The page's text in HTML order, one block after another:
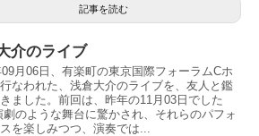
記事を読む
介のライブ
月06日、有楽町の東京国際フォーラムCホ
なわれた、浅倉大介のライブを、友人と鑑
ました。前回は、昨年の11月03日でした
劇のような舞台に驚かされ、それらのパフォ
を楽しみつつ、演奏では...